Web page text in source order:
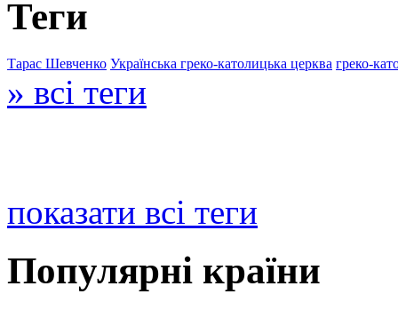
Теги
Тарас Шевченко Українська греко-католицька церква греко-
» всі теги
показати всі теги
Популярні країни